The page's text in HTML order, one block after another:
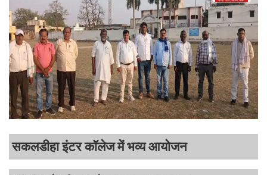
सकलडीहा इंटर कॉलेज में भव्य आयोजन